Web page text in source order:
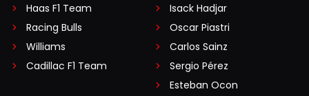
Haas F1 Team
Racing Bulls
Williams
Cadillac F1 Team
Isack Hadjar
Oscar Piastri
Carlos Sainz
Sergio Pérez
Esteban Ocon